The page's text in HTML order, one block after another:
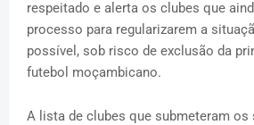
respeitado e alerta os clubes que
processo para regularizarem a
possível, sob risco de exclusão da
futebol moçambicano.
A lista de clubes que submeteram os